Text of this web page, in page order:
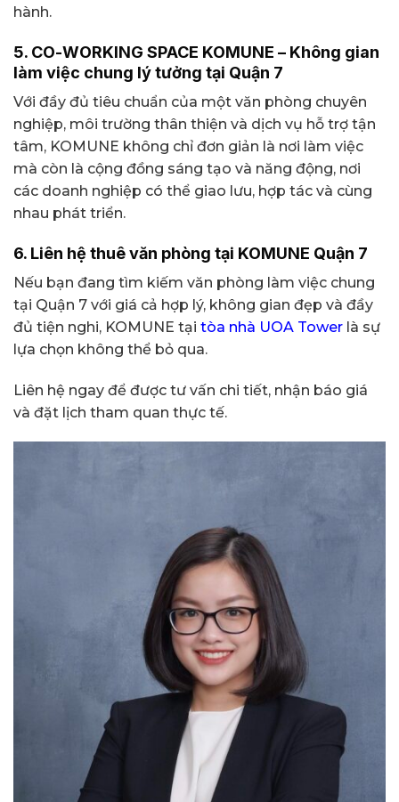
hành.
5. CO-WORKING SPACE KOMUNE – Không gian
làm việc chung lý tưởng tại Quận 7
Với đầy đủ tiêu chuẩn của một văn phòng chuyên
nghiệp, môi trường thân thiện và dịch vụ hỗ trợ tận
tâm, KOMUNE không chỉ đơn giản là nơi làm việc
mà còn là cộng đồng sáng tạo và năng động, nơi
các doanh nghiệp có thể giao lưu, hợp tác và cùng
nhau phát triển.
6. Liên hệ thuê văn phòng tại KOMUNE Quận 7
Nếu bạn đang tìm kiếm văn phòng làm việc chung
tại Quận 7 với giá cả hợp lý, không gian đẹp và đầy
đủ tiện nghi, KOMUNE tại tòa nhà UOA Tower là sự
lựa chọn không thể bỏ qua.
Liên hệ ngay để được tư vấn chi tiết, nhận báo giá
và đặt lịch tham quan thực tế.